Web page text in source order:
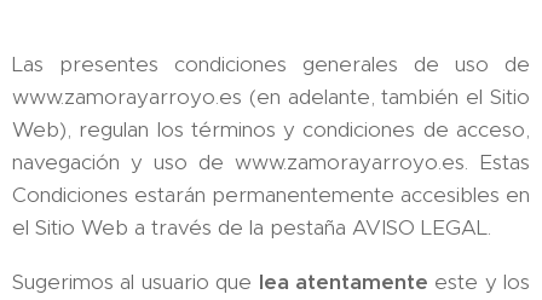
Las presentes condiciones generales de uso de
www.zamorayarroyo.es (en adelante, también el Sitio
Web), regulan los términos y condiciones de acceso,
navegación y uso de www.zamorayarroyo.es. Estas
Condiciones estarán permanentemente accesibles en
el Sitio Web a través de la pestaña AVISO LEGAL.
Sugerimos al usuario que lea atentamente este y los